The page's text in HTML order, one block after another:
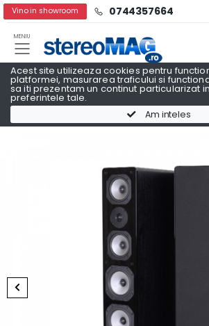
Acest site utilizeaza cookies pentru
platformei, masurarea traficului si
sa iti prezentam un continut particularizat
preferintele tale.
Am inteles
Vino in showroom 0744357664
MENIU
Pachete Promo AV